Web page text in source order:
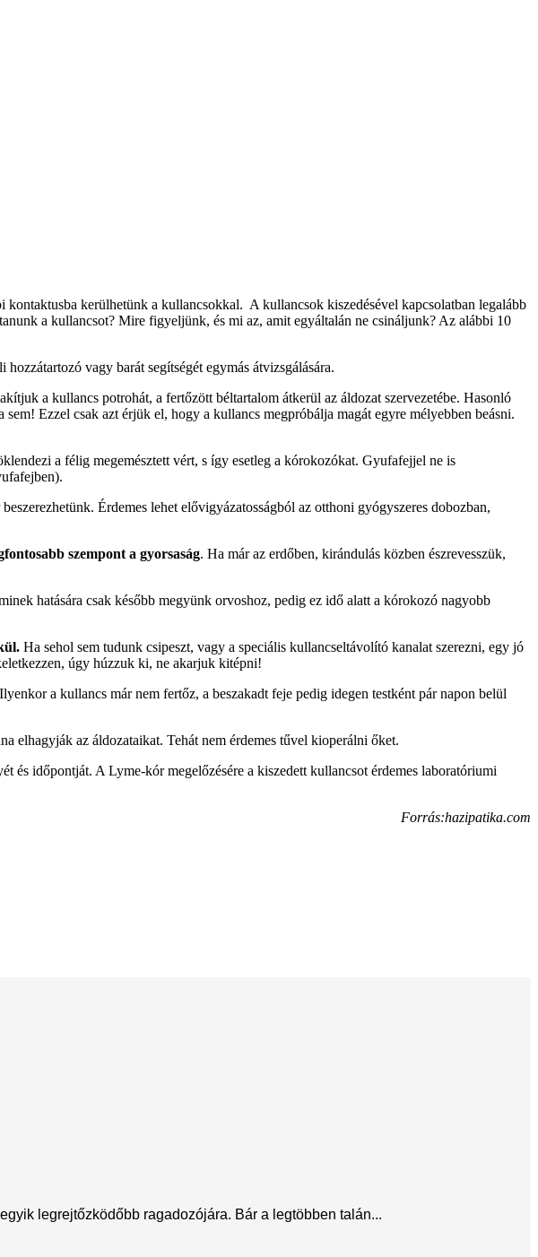
kerülhetünk a kullancsokkal. A kullancsok kiszedésével kapcsolatban legalább
a kullancsot? Mire figyeljünk, és mi az, amit egyáltalán ne csináljunk? Az alábbi 10
vagy barát segítségét egymás átvizsgálására.
a kullancs potrohát, a fertőzött béltartalom átkerül az áldozat szervezetébe. Hasonló
sem! Ezzel csak azt érjük el, hogy a kullancs megpróbálja magát egyre mélyebben beásni.
a félig megemésztett vért, s így esetleg a kórokozókat. Gyufafejjel ne is
Érdemes lehet elővigyázatosságból az otthoni gyógyszeres dobozban,
szempont a gyorsaság. Ha már az erdőben, kirándulás közben észrevesszük,
hatására csak később megyünk orvoshoz, pedig ez idő alatt a kórokozó nagyobb
Ha sehol sem tudunk csipeszt, vagy a speciális kullancseltávolító kanalat szerezni, egy jó
úgy húzzuk ki, ne akarjuk kitépni!
a kullancs már nem fertőz, a beszakadt feje pedig idegen testként pár napon belül
elhagyják az áldozataikat. Tehát nem érdemes tűvel kioperálni őket.
és időpontját. A Lyme-kór megelőzésére a kiszedett kullancsot érdemes laboratóriumi
Forrás:hazipatika.com
legrejtőzködőbb ragadozójára. Bár a legtöbben talán...